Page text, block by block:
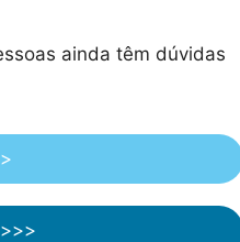
ainda têm dúvidas